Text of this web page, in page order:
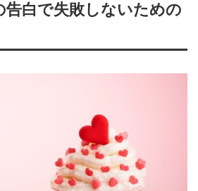
白で失敗しないための